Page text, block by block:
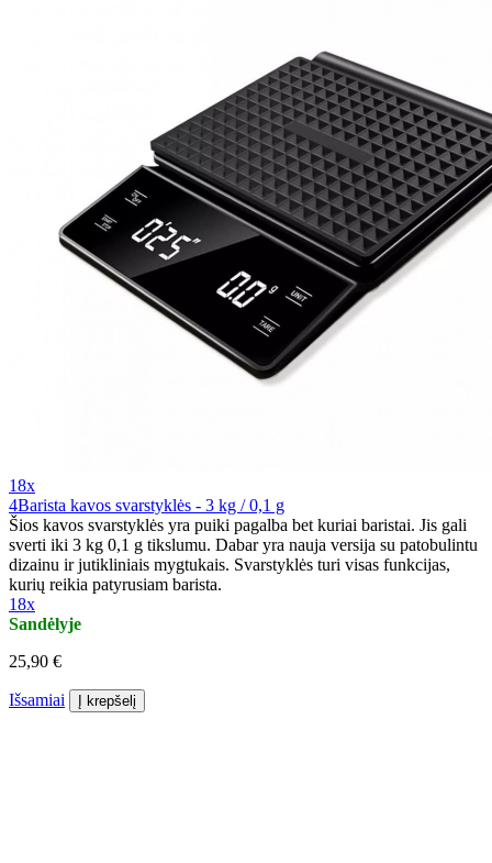
18x
4Barista kavos svarstyklės - 3 kg / 0,1 g
Šios kavos svarstyklės yra puiki pagalba bet kuriai baristai. Jis gali
sverti iki 3 kg 0,1 g tikslumu. Dabar yra nauja versija su patobulintu
dizainu ir jutikliniais mygtukais. Svarstyklės turi visas funkcijas,
kurių reikia patyrusiam barista.
18x
Sandėlyje
25,90 €
Išsamiai Į krepšelį